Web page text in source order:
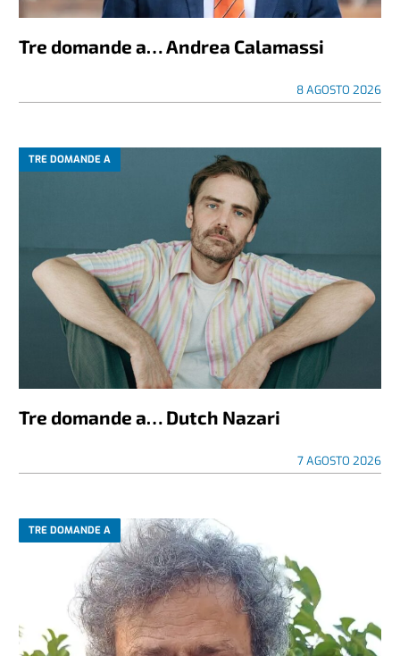
Tre domande a… Andrea Calamassi
8 AGOSTO 2026
TRE DOMANDE A
Tre domande a… Dutch Nazari
7 AGOSTO 2026
TRE DOMANDE A